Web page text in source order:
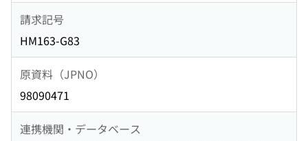
請求記号
HM163-G83
原資料（JPNO）
98090471
連携機関・データベース